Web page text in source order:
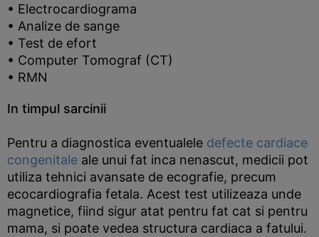
• Electrocardiograma
• Analize de sange
• Test de efort
• Computer Tomograf (CT)
• RMN
In timpul sarcinii
Pentru a diagnostica eventualele defecte cardiace
congenitale ale unui fat inca nenascut, medicii pot
utiliza tehnici avansate de ecografie, precum
ecocardiografia fetala. Acest test utilizeaza unde
magnetice, fiind sigur atat pentru fat cat si pentru
mama, si poate vedea structura cardiaca a fatului.